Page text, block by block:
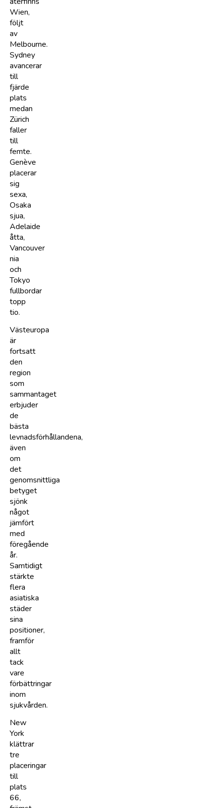
Wien,
följt
av
Melbourne.
Sydney
avancerar
till
fjärde
plats
medan
Zürich
faller
till
femte.
Genève
placerar
sig
sexa,
Osaka
sjua,
Adelaide
åtta,
Vancouver
nia
och
Tokyo
fullbordar
topp
tio.
Västeuropa
är
fortsatt
den
region
som
sammantaget
erbjuder
de
bästa
levnadsförhållandena,
även
om
det
genomsnittliga
betyget
sjönk
något
jämfört
med
föregående
år.
Samtidigt
stärkte
flera
asiatiska
städer
sina
positioner,
framför
allt
tack
vare
förbättringar
inom
sjukvården.
New
York
klättrar
tre
placeringar
till
plats
66,